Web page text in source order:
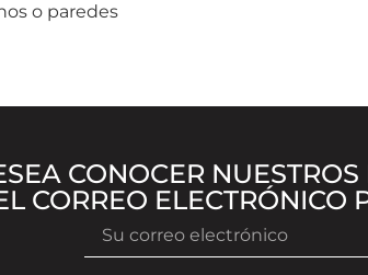
o paredes
CONOCER
CORREO ELECTRÓNICO